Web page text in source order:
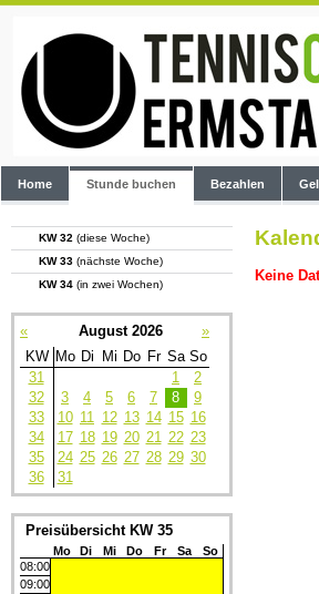
Home Stunde buchen Bezahlen
KW 32 (diese Woche)
KW 33 (nächste Woche)
KW 34 (in zwei Wochen)
« August 2026
»
KW Mo Di Mi Do Fr Sa So
31
1
2
32
3 4 5 6 7 8
9
33
10 11 12 13 14 15 16
34
17 18 19 20 21 22 23
35
24 25 26 27 28 29 30
36
31
Preisübersicht KW 35
Mo Di Mi Do Fr Sa
So
08:00
09:00
Keine